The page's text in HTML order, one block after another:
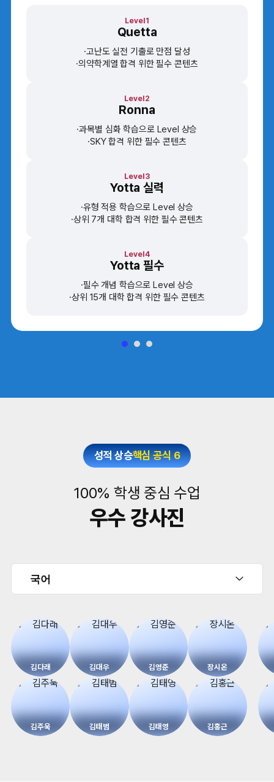
Level1
Quetta
고난도 실전 기출로 만점 달성
의약학계열 합격 위한 필수 콘텐츠
Level2
Ronna
과목별 심화 학습으로 Level 상승
SKY 합격 위한 필수 콘텐츠
Level3
Yotta 실력
유형 적용 학습으로 Level 상승
상위 7개 대학 합격 위한 필수 콘텐츠
Level4
Yotta 필수
필수 개념 학습으로 Level 상승
상위 15개 대학 합격 위한 필수 콘텐츠
성적 상승핵심 공식 6
100% 학생 중심 수업
우수 강사진
김다래 김대우 김영준 장시온
김주욱 김태범 김태영 김홍근